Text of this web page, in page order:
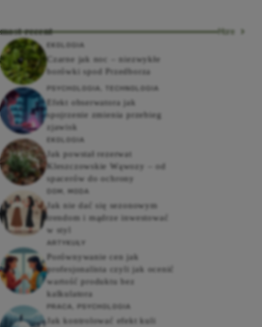
most recent More
EKOLOGIA
Czarne jak noc – niezwykłe
borówki spod Przedborza
PSYCHOLOGIA TECHNOLOGIA
Efekt obserwatora jak
spojrzenie zmienia przebieg
zjawisk
EKOLOGIA
Jak powstał rezerwat
Kleszczowskie Wąwozy – od
spacerów do ochrony
DOM MODA
Jak nie dać się sezonowym
trendom i mądrze inwestować
w styl
ARTYKUŁY
Porównywanie cen jak
profesjonalista czyli jak ocenić
wartość produktu bez
kalkulatora
PRACA PSYCHOLOGIA
Jak kontrolować efekt kuli